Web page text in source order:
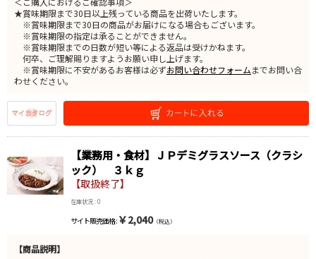
★賞味期限まで30日以上残っている商品を出荷いたします。
※賞味期限まで30日の商品がお届けになる場合もございます。
※賞味期限の指定は承ることができません。
※賞味期限までの日数が短い等による返品は受けかねます。
何卒、ご理解賜りますようお願い申し上げます。
※賞味期限に不安があるお客様は必ずお問い合わせフォームまでお問い合
わせください。
【業務用・食材】ＪＰデミグラスソース（クラシ
ック） ３ｋｇ
【取扱終了】
在庫状況 : 0
サイト販売価格 : ￥2,040（税込）
【商品説明】